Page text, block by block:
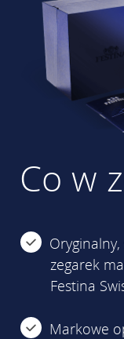
Co w
zegarek
Festina
Markowe